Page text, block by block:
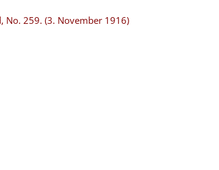
No. 259. (3. November 1916)